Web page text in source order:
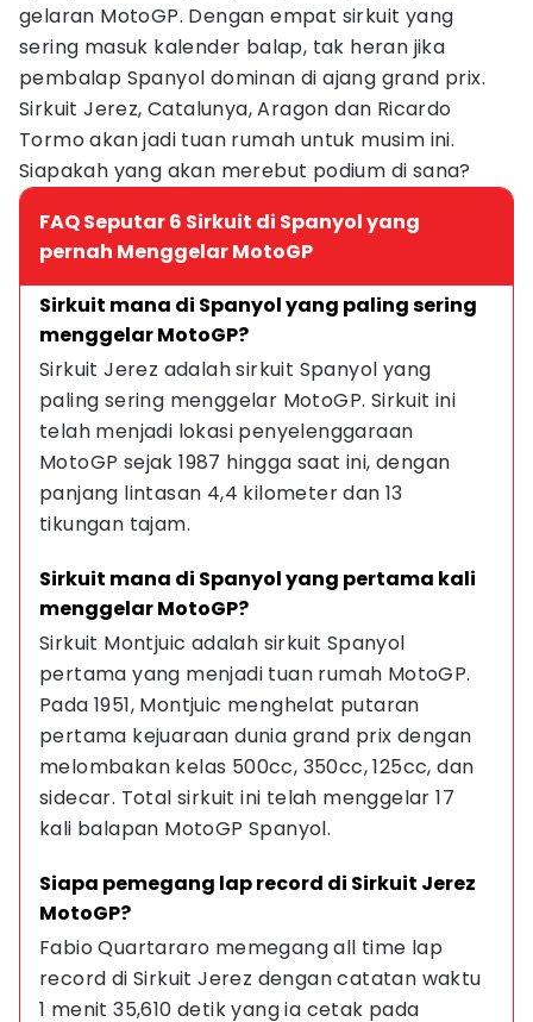
gelaran MotoGP. Dengan empat sirkuit yang
sering masuk kalender balap, tak heran jika
pembalap Spanyol dominan di ajang grand prix.
Sirkuit Jerez, Catalunya, Aragon dan Ricardo
Tormo akan jadi tuan rumah untuk musim ini.
Siapakah yang akan merebut podium di sana?
FAQ Seputar 6 Sirkuit di Spanyol yang
pernah Menggelar MotoGP
Sirkuit mana di Spanyol yang paling sering
menggelar MotoGP?
Sirkuit Jerez adalah sirkuit Spanyol yang
paling sering menggelar MotoGP. Sirkuit ini
telah menjadi lokasi penyelenggaraan
MotoGP sejak 1987 hingga saat ini, dengan
panjang lintasan 4,4 kilometer dan 13
tikungan tajam.
Sirkuit mana di Spanyol yang pertama kali
menggelar MotoGP?
Sirkuit Montjuic adalah sirkuit Spanyol
pertama yang menjadi tuan rumah MotoGP.
Pada 1951, Montjuic menghelat putaran
pertama kejuaraan dunia grand prix dengan
melombakan kelas 500cc, 350cc, 125cc, dan
sidecar. Total sirkuit ini telah menggelar 17
kali balapan MotoGP Spanyol.
Siapa pemegang lap record di Sirkuit Jerez
MotoGP?
Fabio Quartararo memegang all time lap
record di Sirkuit Jerez dengan catatan waktu
1 menit 35,610 detik yang ia cetak pada